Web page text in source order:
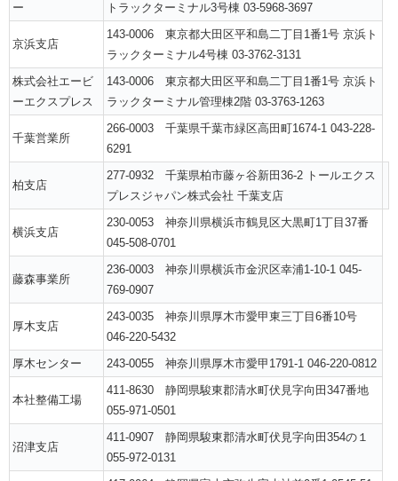
ー
トラックターミナル3号棟 03-5968-3697
京浜支店
143-0006 東京都大田区平和島二丁目1番1号 京浜ト
ラックターミナル4号棟 03-3762-3131
株式会社エービ
ーエクスプレス
143-0006 東京都大田区平和島二丁目1番1号 京浜ト
ラックターミナル管理棟2階 03-3763-1263
千葉営業所
266-0003 千葉県千葉市緑区高田町1674-1 043-228-
6291
柏支店
277-0932 千葉県柏市藤ヶ谷新田36-2 トールエクス
プレスジャパン株式会社 千葉支店
横浜支店
230-0053 神奈川県横浜市鶴見区大黒町1丁目37番
045-508-0701
藤森事業所
236-0003 神奈川県横浜市金沢区幸浦1-10-1 045-
769-0907
厚木支店
243-0035 神奈川県厚木市愛甲東三丁目6番10号
046-220-5432
厚木センター
243-0055 神奈川県厚木市愛甲1791-1 046-220-0812
本社整備工場
411-8630 静岡県駿東郡清水町伏見字向田347番地
055-971-0501
沼津支店
411-0907 静岡県駿東郡清水町伏見字向田354の１
055-972-0131